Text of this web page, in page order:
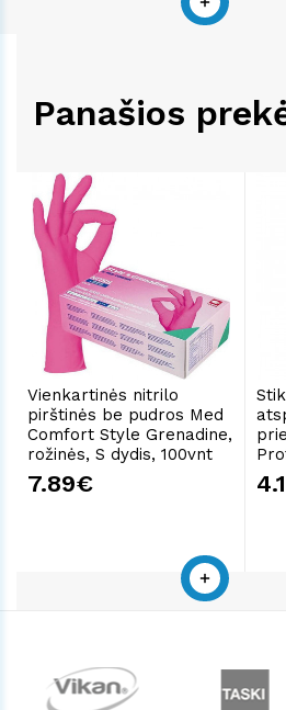
Panašios
Vienkartinės nitrilo
pirštinės be pudros Med
Comfort Style Grenadine,
rožinės, S dydis, 100vnt
7.89€